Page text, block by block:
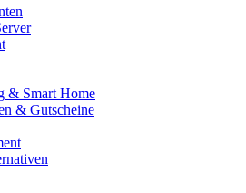
& Smart Home
& Gutscheine